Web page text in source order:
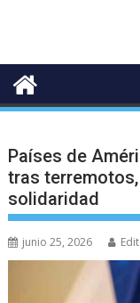
Países de
tras
solidaridad
junio 25, 2026